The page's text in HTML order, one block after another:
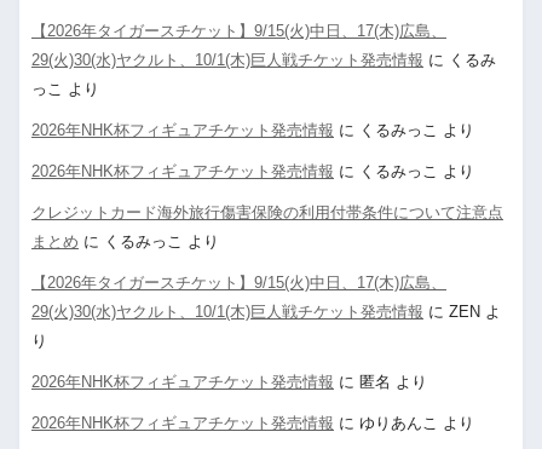
【2026年タイガースチケット】9/15(火)中日、17(木)広島、
29(火)30(水)ヤクルト、10/1(木)巨人戦チケット発売情報 に くるみ
っこ より
2026年NHK杯フィギュアチケット発売情報 に くるみっこ より
2026年NHK杯フィギュアチケット発売情報 に くるみっこ より
クレジットカード海外旅行傷害保険の利用付帯条件について注意点
まとめ に くるみっこ より
【2026年タイガースチケット】9/15(火)中日、17(木)広島、
29(火)30(水)ヤクルト、10/1(木)巨人戦チケット発売情報 に ZEN よ
り
2026年NHK杯フィギュアチケット発売情報 に 匿名 より
2026年NHK杯フィギュアチケット発売情報 に ゆりあんこ より